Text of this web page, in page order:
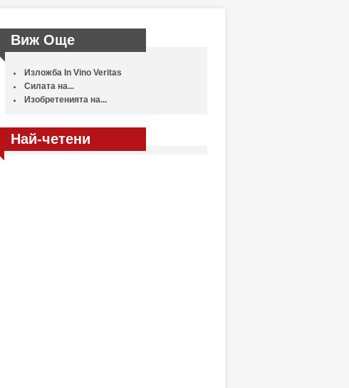
Виж Още
Изложба In Vino Veritas
Силата на...
Изобретенията на...
Най-четени